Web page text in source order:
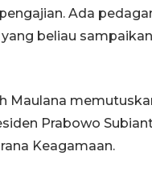
Ada
beliau
Maulana
Prabowo
Keagamaan.